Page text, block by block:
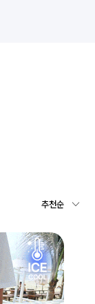
추천순